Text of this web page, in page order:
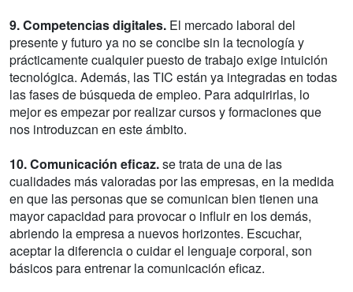
9. Competencias digitales. El mercado laboral del
presente y futuro ya no se concibe sin la tecnología y
prácticamente cualquier puesto de trabajo exige intuición
tecnológica. Además, las TIC están ya integradas en todas
las fases de búsqueda de empleo. Para adquirirlas, lo
mejor es empezar por realizar cursos y formaciones que
nos introduzcan en este ámbito.
10. Comunicación eficaz.se trata de una de las
cualidades más valoradas por las empresas, en la medida
en que las personas que se comunican bien tienen una
mayor capacidad para provocar o influir en los demás,
abriendo la empresa a nuevos horizontes. Escuchar,
aceptar la diferencia o cuidar el lenguaje corporal, son
básicos para entrenar la comunicación eficaz.